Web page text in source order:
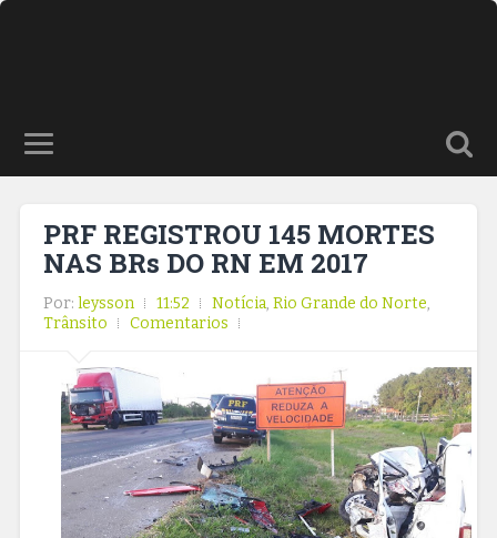
PRF REGISTROU 145 MORTES
NAS BRs DO RN EM 2017
Por: leysson 11:52 Notícia, Rio Grande do Norte,
Trânsito
Comentarios